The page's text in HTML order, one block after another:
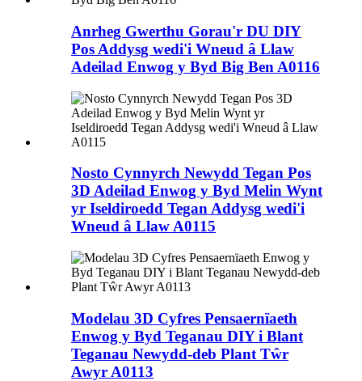
Anrheg Gwerthu Gorau'r DU DIY
Pos Addysg wedi'i Wneud â Llaw
Adeilad Enwog y Byd Big Ben A0116
Nosto Cynnyrch Newydd Tegan Pos
3D Adeilad Enwog y Byd Melin Wynt
yr Iseldiroedd Tegan Addysg wedi'i
Wneud â Llaw A0115
Modelau 3D Cyfres Pensaernïaeth
Enwog y Byd Teganau DIY i Blant
Teganau Newydd-deb Plant Tŵr
Awyr A0113